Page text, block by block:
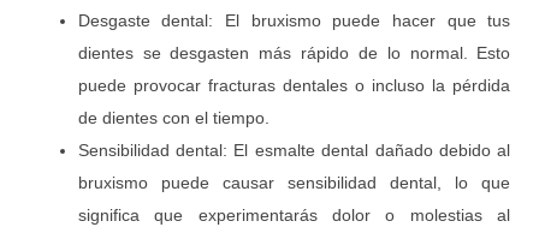
Desgaste dental: El bruxismo puede hacer que tus
dientes se desgasten más rápido de lo normal. Esto
puede provocar fracturas dentales o incluso la pérdida
de dientes con el tiempo.
Sensibilidad dental: El esmalte dental dañado debido al
bruxismo puede causar sensibilidad dental, lo que
significa que experimentarás dolor o molestias al